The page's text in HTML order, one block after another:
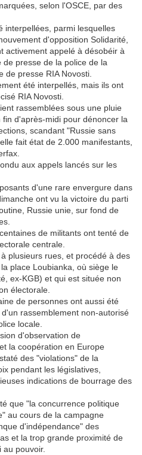
selon l'OSCE, par des
interpellées, parmi lesquelles
d'opposition Solidarité,
activement appelé à désobéir à
presse de la police de la
de presse RIA Novosti.
été interpellés, mais ils ont
RIA Novosti.
rassemblées sous une pluie
d'après-midi pour dénoncer la
scandant "Russie sans
fait état de 2.000 manifestants,
aux appels lancés sur les
d'une rare envergure dans
ont vu la victoire du parti
Russie unie, sur fond de
de militants ont tenté de
centrale.
plusieurs rues, et procédé à des
place Loubianka, où siège le
ex-KGB) et qui est située non
électorale.
de personnes ont aussi été
rassemblement non-autorisé
locale.
d'observation de
la coopération en Europe
des "violations" de la
pendant les législatives,
indications de bourrage des
que "la concurrence politique
au cours de la campagne
d'indépendance" des
et la trop grande proximité de
pouvoir.